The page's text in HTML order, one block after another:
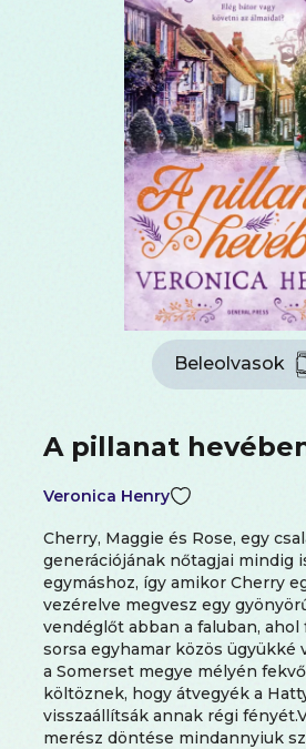
Beleolvasok
A pillanat
Veronica Henry
Cherry, Maggie és Rose, egy
generációjának nőtagjai mindig
egymáshoz, így amikor Cherry
vezérelve megvesz egy
vendéglőt abban a faluban,
sorsa egyhamar közös ügyükké
a Somerset megye mélyén
költöznek, hogy átvegyék a
visszaállítsák annak régi
merész döntése mindannyiuk